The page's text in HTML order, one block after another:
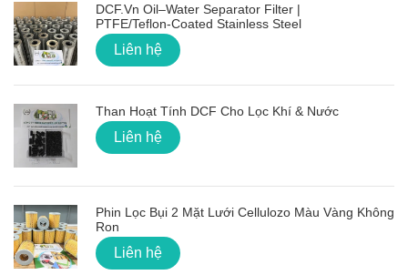
DCF.vn Oil–Water Separator Filter |
PTFE/Teflon‑Coated Stainless Steel
Liên hệ
Than Hoạt Tính DCF Cho Lọc Khí & Nước
Liên hệ
Phin Lọc Bụi 2 Mặt Lưới Cellulozo Màu Vàng Không
Ron
Liên hệ